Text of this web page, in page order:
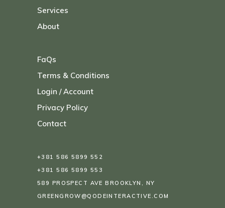
Services
About
FaQs
Terms & Conditions
Login / Account
Privacy Policy
Contact
+381 586 5899 552
+381 586 5899 553
589 PROSPECT AVE BROOKLYN, NY
GREENGROW@QODEINTERACTIVE.COM